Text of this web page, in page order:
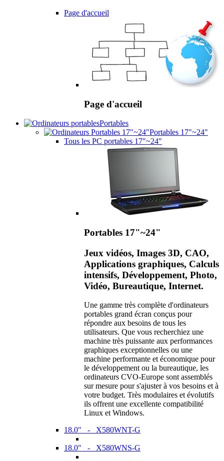
Page d'accueil
Page d'accueil
Portables
Portables 17"~24"
Tous les PC portables 17"~24"
Portables 17"~24"
Jeux vidéos, Images 3D, CAO,
Applications graphiques, Calculs
intensifs, Développement, Photo,
Vidéo, Bureautique, Internet.
Une gamme très complète d'ordinateurs
portables grand écran conçus pour
répondre aux besoins de tous les
utilisateurs. Que vous recherchiez une
machine très puissante aux performances
graphiques exceptionnelles ou une
machine performante et économique pour
le développement ou la bureautique, les
ordinateurs CVO-Europe sont assemblés
sur mesure pour s'ajuster à vos besoins et à
votre budget. Très modulaires et évolutifs
ils offrent une excellente compatibilité
Linux et Windows.
18.0" - X580WNT-G
18.0" - X580WNS-G